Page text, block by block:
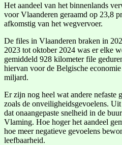
Het aandeel van het binnenlands
voor Vlaanderen geraamd op 23,8
afkomstig van het wegvervoer.
De files in Vlaanderen braken in
2023 tot oktober 2024 was er elke
gemiddeld 928 kilometer file
hiervan voor de Belgische
miljard.
Er zijn nog heel wat andere nefaste
zoals de onveiligheidsgevoelens.
dat onaangepaste snelheid in de
Vlaming. Hoe hoger het aandeel
hoe meer negatieve gevoelens
leefbaarheid.